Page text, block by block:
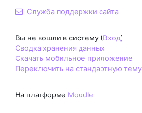
Служба поддержки сайта
Вы не вошли в систему (Вход)
Сводка хранения данных
Скачать мобильное приложение
Переключить на стандартную тему
На платформе Moodle